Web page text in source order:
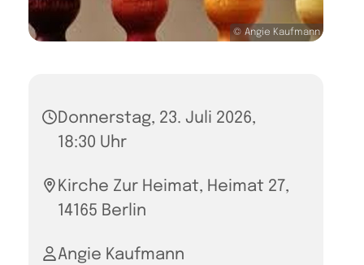
© Angie Kaufmann
Donnerstag, 23. Juli 2026,
18:30 Uhr
Kirche Zur Heimat, Heimat 27,
14165 Berlin
Angie Kaufmann